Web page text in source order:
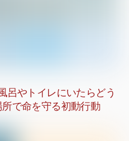
呂やトイレにいたらどう
で命を守る初動行動